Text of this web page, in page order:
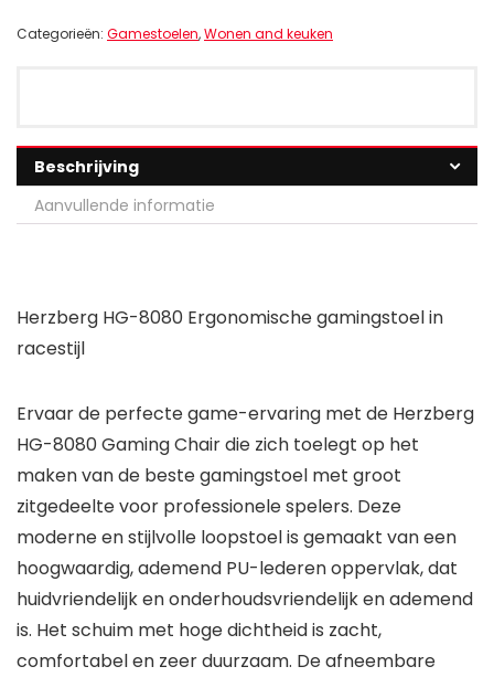
Categorieën: Gamestoelen,Wonen and keuken
Beschrijving
Aanvullende informatie
Herzberg HG-8080 Ergonomische gamingstoel in
racestijl
Ervaar de perfecte game-ervaring met de Herzberg
HG-8080 Gaming Chair die zich toelegt op het
maken van de beste gamingstoel met groot
zitgedeelte voor professionele spelers. Deze
moderne en stijlvolle loopstoel is gemaakt van een
hoogwaardig, ademend PU-lederen oppervlak, dat
huidvriendelijk en onderhoudsvriendelijk en ademend
is. Het schuim met hoge dichtheid is zacht,
comfortabel en zeer duurzaam. De afneembare